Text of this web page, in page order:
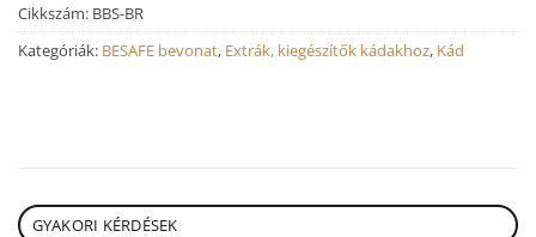
Cikkszám: BBS-BR
Kategóriák: BESAFE bevonat, Extrák, kiegészítők kádakhoz, Kád
GYAKORI KÉRDÉSEK